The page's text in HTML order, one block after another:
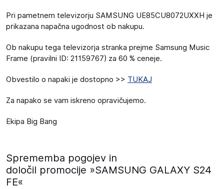
Pri pametnem televizorju SAMSUNG UE85CU8072UXXH je
prikazana napačna ugodnost ob nakupu.
Ob nakupu tega televizorja stranka prejme Samsung Music
Frame (pravilni ID: 21159767) za 60 % ceneje.
Obvestilo o napaki je dostopno >> TUKAJ
Za napako se vam iskreno opravičujemo.
Ekipa Big Bang
Sprememba pogojev in
določil promocije »SAMSUNG GALAXY S24
FE«